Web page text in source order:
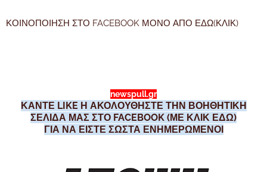
ΚΟΙΝΟΠΟΙΗΣΗ ΣΤΟ FACEBOOK ΜΟΝΟ ΑΠΟ ΕΔΩ(ΚΛΙΚ)
newspull.gr
ΚΑΝΤΕ LIKE Η ΑΚΟΛΟΥΘΗΣΤΕ ΤΗΝ ΒΟΗΘΗΤΙΚΗ
ΣΕΛΙΔΑ ΜΑΣ ΣΤΟ FACEBOOK (ΜΕ ΚΛΙΚ ΕΔΩ)
ΓΙΑ ΝΑ ΕΙΣΤΕ ΣΩΣΤΑ ΕΝΗΜΕΡΩΜΕΝΟΙ